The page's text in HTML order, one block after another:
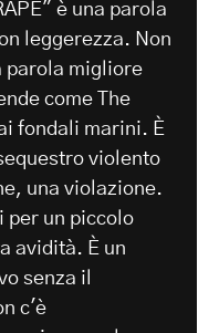
è una parola
leggerezza. Non
parola migliore
come The
fondali marini. È
violento
una violazione.
per un piccolo
avidità. È un
senza il
c'è